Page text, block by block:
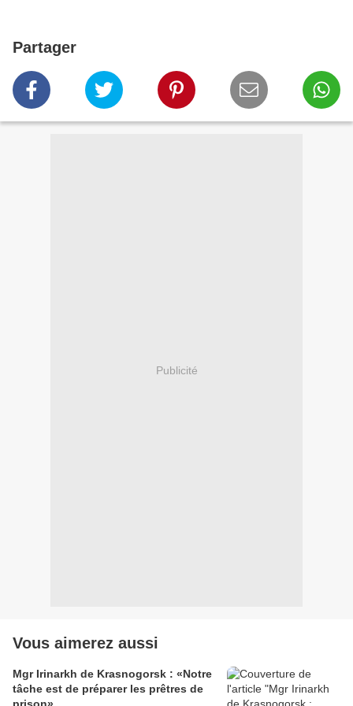
Partager
Publicité
Vous aimerez aussi
Mgr Irinarkh de Krasnogorsk : «Notre
tâche est de préparer les prêtres de